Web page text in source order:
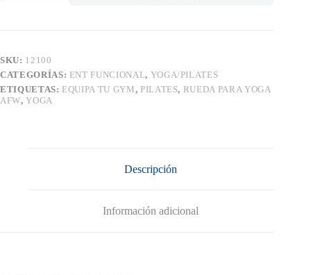
SKU: 12100
CATEGORÍAS: ENT FUNCIONAL, YOGA/PILATES
ETIQUETAS: EQUIPA TU GYM, PILATES, RUEDA PARA YOGA
AFW,YOGA
Descripción
Información adicional